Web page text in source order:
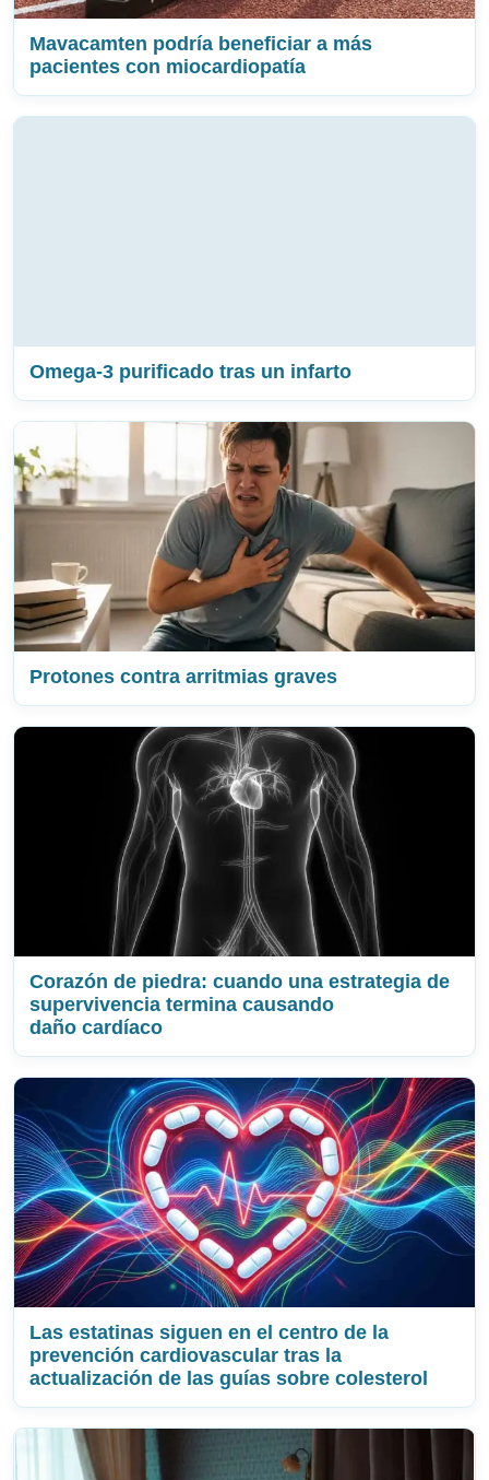
Mavacamten podría beneficiar a más
pacientes con miocardiopatía
Omega-3 purificado tras un infarto
Protones contra arritmias graves
Corazón de piedra: cuando una estrategia de
supervivencia termina causando
daño cardíaco
Las estatinas siguen en el centro de la
prevención cardiovascular tras la
actualización de las guías sobre colesterol